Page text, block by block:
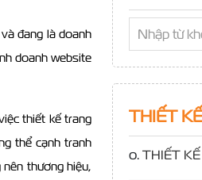
đang là doanh
doanh website
thiết kế trang
thể cạnh tranh
thương hiệu,
THIẾT
o. THIẾT